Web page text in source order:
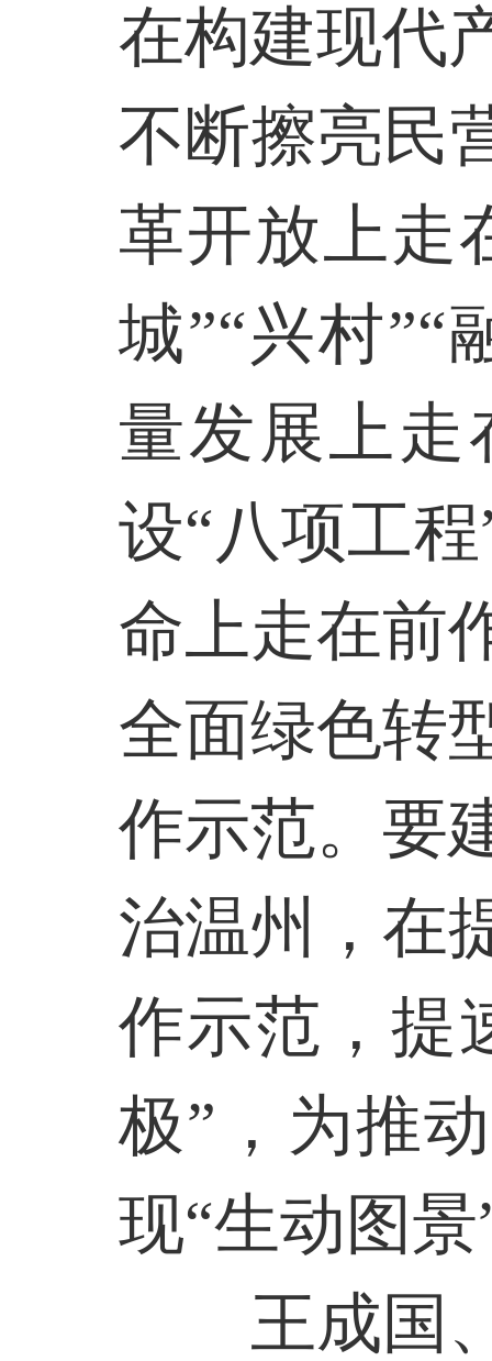
在构建现代
不断擦亮民
革开放上走
城”“兴村”“
量发展上走
设“八项工
命上走在前
全面绿色转
作示范。要
治温州，在
作示范，提
极”，为推
现“生动图
王成国